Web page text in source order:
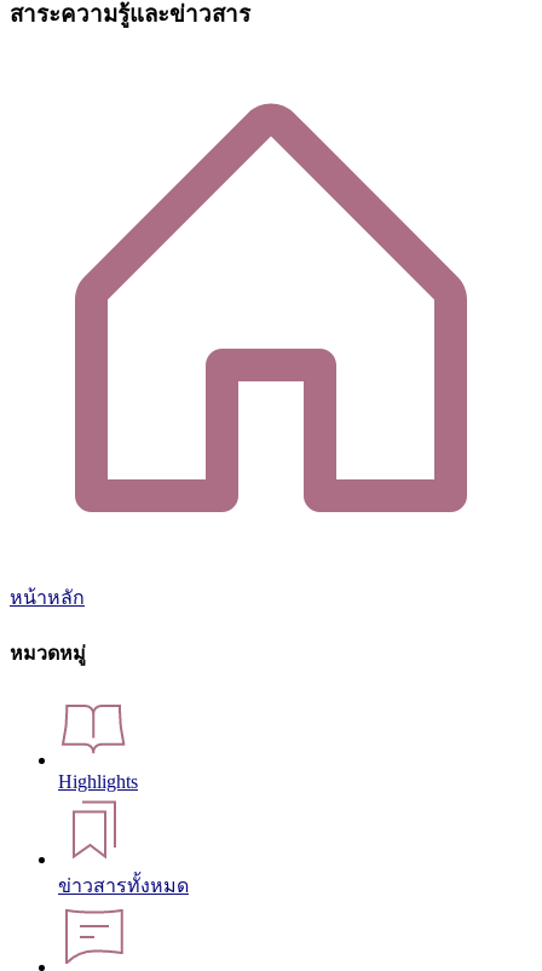
สาระความรู้และข่าวสาร
หน้าหลัก
หมวดหมู่
Highlights
ข่าวสารทั้งหมด